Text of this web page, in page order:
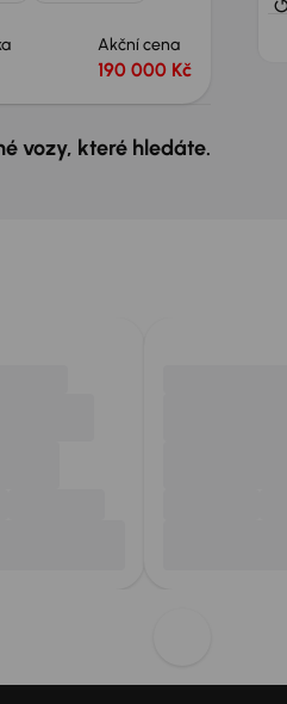
Akční cena
190 000 Kč
vozy, které hledáte.